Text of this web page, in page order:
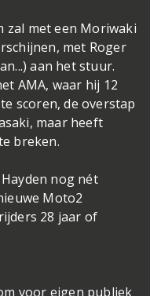
zal met een Moriwaki
met Roger
aan het stuur.
AMA, waar hij 12
scoren, de overstap
maar heeft
breken.
nog nét
Moto2
28 jaar of
voor eigen publiek